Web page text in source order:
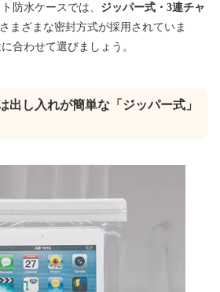
防水ケースでは、 ジッパー式・3連チャ
まざまな密封方式が採用されていま
合わせて選びましょう。
出し入れが簡単な「ジッパー式」